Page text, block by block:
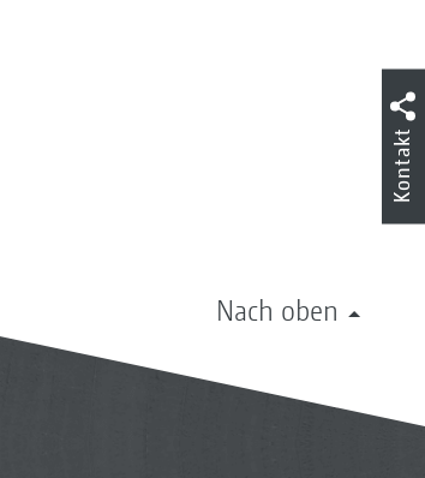
Nach oben
Kontakt